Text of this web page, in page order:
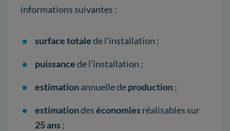
informations suivantes :
surface totalede l’installation ;
puissancede l’installation ;
estimationannuelle deproduction;
estimationdeséconomies réalisables sur
25 ans ;